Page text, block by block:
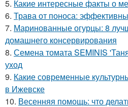
5. Какие интересные факты о
6. Трава от поноса:
7. Маринованные огурцы: 8
домашнего консервирования
8. Семена томата SEMINIS
уход
9. Какие современные
в Ижевске
10. Весенняя помощь: что